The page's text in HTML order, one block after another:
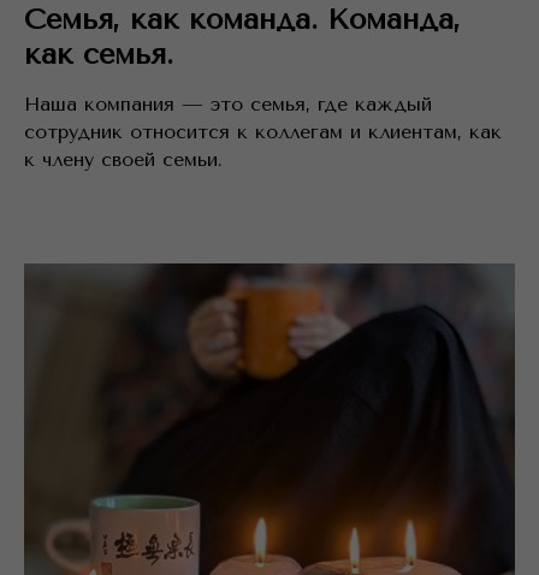
Семья, как команда. Команда,
как семья.
Наша компания — это семья, где каждый
сотрудник относится к коллегам и клиентам, как
к члену своей семьи.